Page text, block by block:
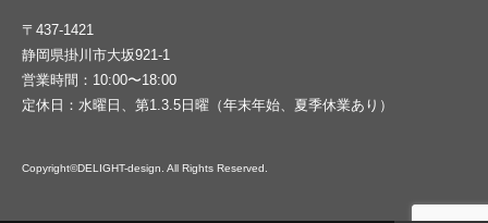
〒437-1421
静岡県掛川市大坂921-1
営業時間：10:00〜18:00
定休日：水曜日、第1.3.5日曜（年末年始、夏季休業あり）
Copyright©DELIGHT-design. All Rights Reserved.